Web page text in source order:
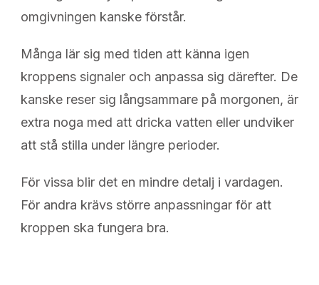
omgivningen kanske förstår.
Många lär sig med tiden att känna igen
kroppens signaler och anpassa sig därefter. De
kanske reser sig långsammare på morgonen, är
extra noga med att dricka vatten eller undviker
att stå stilla under längre perioder.
För vissa blir det en mindre detalj i vardagen.
För andra krävs större anpassningar för att
kroppen ska fungera bra.